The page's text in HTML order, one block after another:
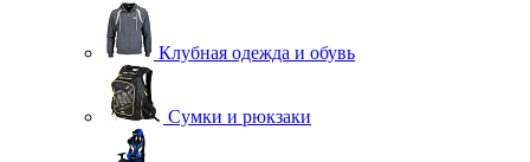
Клубная одежда и обувь
Сумки и рюкзаки